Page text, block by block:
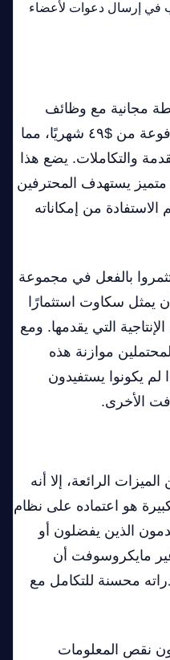
هل ترغب في إرسال دعوات لأعضاء
مجانية مع وظائف
أساسية، بينما تبدأ الخطط المدفوعة من $٤٩ شهريًا، مما
والتكاملات. يضع هذا
يستهدف المحترفين
الاستفادة من إمكاناته
بالفعل في مجموعة
سكاوت استثمارًا
التي يقدمها. ومع
موازنة هذه
لم يكونوا يستفيدون
الأخرى.
الرائعة، إلا أنه
هو اعتماده على نظام
الذين يفضلون أو
مايكروسوفت أن
محسنة للتكامل مع
نقص المعلومات